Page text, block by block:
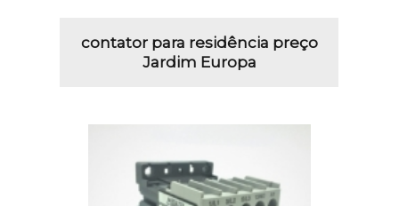
contator para residência preço
Jardim Europa